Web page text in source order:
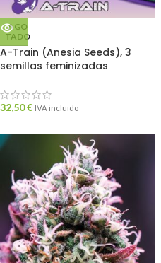
AGO
TADO
A-Train (Anesia Seeds), 3
semillas feminizadas
32,50€ IVA incluido